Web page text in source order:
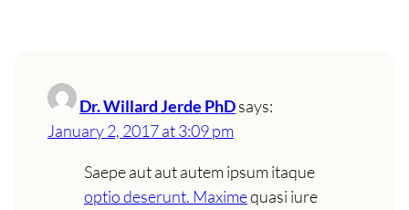
Dr. Willard Jerde PhDsays:
January 2, 2017 at 3:09 pm
Saepe aut aut autem ipsum itaque
optio deserunt. Maximequasi iure